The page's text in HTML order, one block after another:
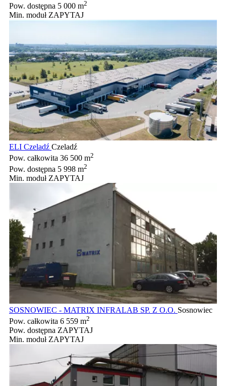
Pow. dostępna 5 000 m2
Min. moduł ZAPYTAJ
ELI Czeladź Czeladź
Pow. całkowita 36 500 m2
Pow. dostępna 5 998 m2
Min. moduł ZAPYTAJ
SOSNOWIEC - MATRIX INFRALAB SP. Z O.O. Sosnowiec
Pow. całkowita 6 559 m2
Pow. dostępna ZAPYTAJ
Min. moduł ZAPYTAJ